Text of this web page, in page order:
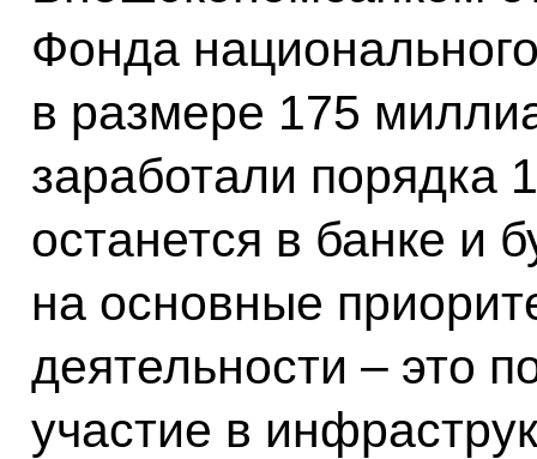
Фонда
в размере 175
заработали порядка
останется в банке и
на основные
деятельности – это
участие в